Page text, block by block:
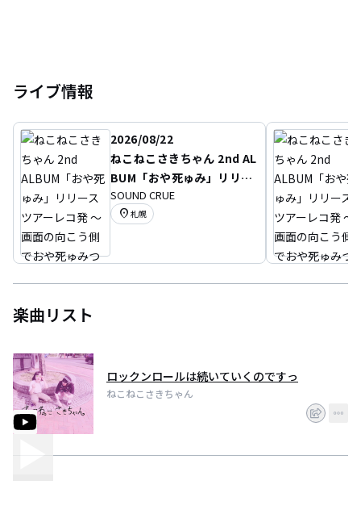
ライブ情報
2026/08/22
ねこねこさきちゃん 2nd AL
BUM「おや死ゅみ」リリー
スツアーレコ発 ～画面の向
こう側でおや死ゅみつあー
SOUND CRUE
location_on 札幌
楽曲リスト
ロックンロールは続いていくのですっ
ねこねこさきちゃん